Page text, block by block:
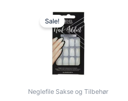
Sale!
Neglefile Sakse og Tilbehør
price
was:
79,00 kr..